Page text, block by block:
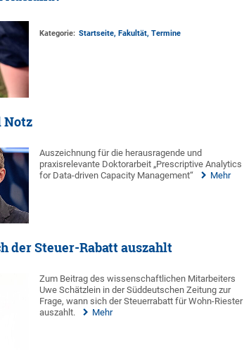
Kategorie: Startseite, Fakultät, Termine
Notz
Auszeichnung für die herausragende und
praxisrelevante Doktorarbeit „Prescriptive Analytics
for Data-driven Capacity Management“
Mehr
der Steuer-Rabatt auszahlt
Zum Beitrag des wissenschaftlichen Mitarbeiters
Uwe Schätzlein in der Süddeutschen Zeitung zur
Frage, wann sich der Steuerrabatt für Wohn-Riester
auszahlt.
Mehr